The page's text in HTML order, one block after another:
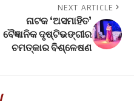
NEXT ARTICLE
ନାଟକ ‘ଅସମାହିତ’
ବୈଜ୍ଞାନିକ ଦୃଷ୍ଟିଭଙ୍ଗୀର
ଚମତ୍କାର ବିଶ୍ଳେଷଣ